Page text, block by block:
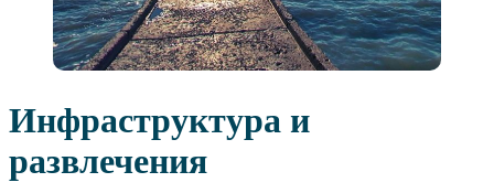
Инфраструктура и
развлечения